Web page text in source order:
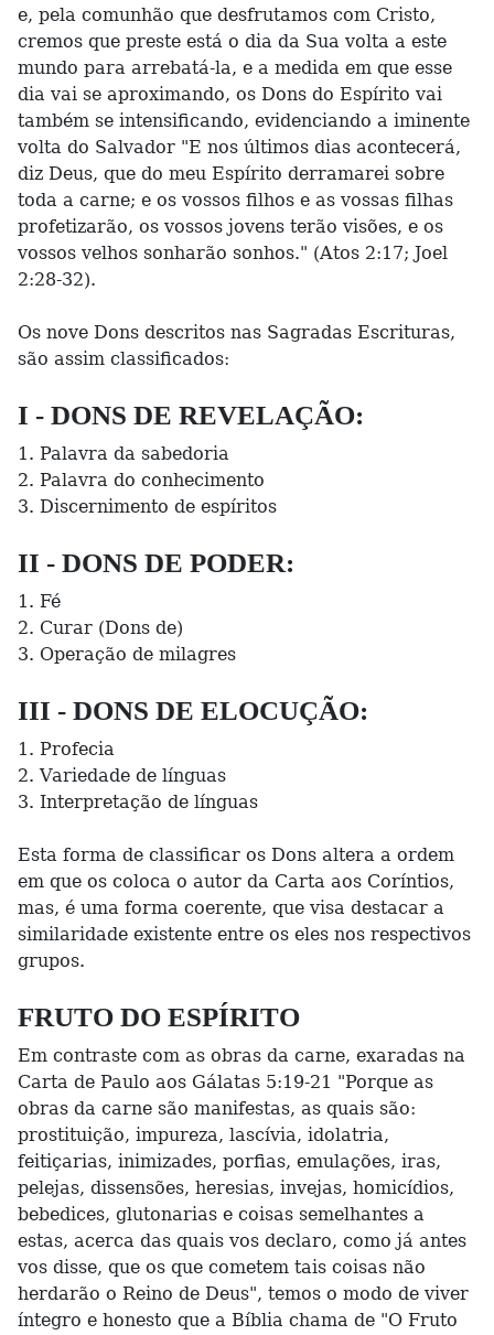
e, pela comunhão que desfrutamos com Cristo,
cremos que preste está o dia da Sua volta a este
mundo para arrebatá-la, e a medida em que esse
dia vai se aproximando, os Dons do Espírito vai
também se intensificando, evidenciando a iminente
volta do Salvador "E nos últimos dias acontecerá,
diz Deus, que do meu Espírito derramarei sobre
toda a carne; e os vossos filhos e as vossas filhas
profetizarão, os vossos jovens terão visões, e os
vossos velhos sonharão sonhos." (Atos 2:17; Joel
2:28-32).
Os nove Dons descritos nas Sagradas Escrituras,
são assim classificados:
I - DONS DE REVELAÇÃO:
1. Palavra da sabedoria
2. Palavra do conhecimento
3. Discernimento de espíritos
II - DONS DE PODER:
1. Fé
2. Curar (Dons de)
3. Operação de milagres
III - DONS DE ELOCUÇÃO:
1. Profecia
2. Variedade de línguas
3. Interpretação de línguas
Esta forma de classificar os Dons altera a ordem
em que os coloca o autor da Carta aos Coríntios,
mas, é uma forma coerente, que visa destacar a
similaridade existente entre os eles nos respectivos
grupos.
FRUTO DO ESPÍRITO
Em contraste com as obras da carne, exaradas na
Carta de Paulo aos Gálatas 5:19-21 "Porque as
obras da carne são manifestas, as quais são:
prostituição, impureza, lascívia, idolatria,
feitiçarias, inimizades, porfias, emulações, iras,
pelejas, dissensões, heresias, invejas, homicídios,
bebedices, glutonarias e coisas semelhantes a
estas, acerca das quais vos declaro, como já antes
vos disse, que os que cometem tais coisas não
herdarão o Reino de Deus", temos o modo de viver
íntegro e honesto que a Bíblia chama de "O Fruto